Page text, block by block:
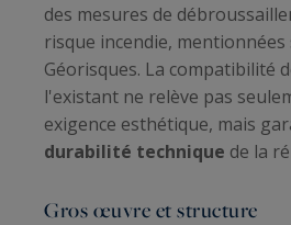
des mesures de
risque incendie,
Géorisques. La compatibilité
l'existant ne relève pas
exigence esthétique, mais
durabilité technique de la
Gros œuvre et structure